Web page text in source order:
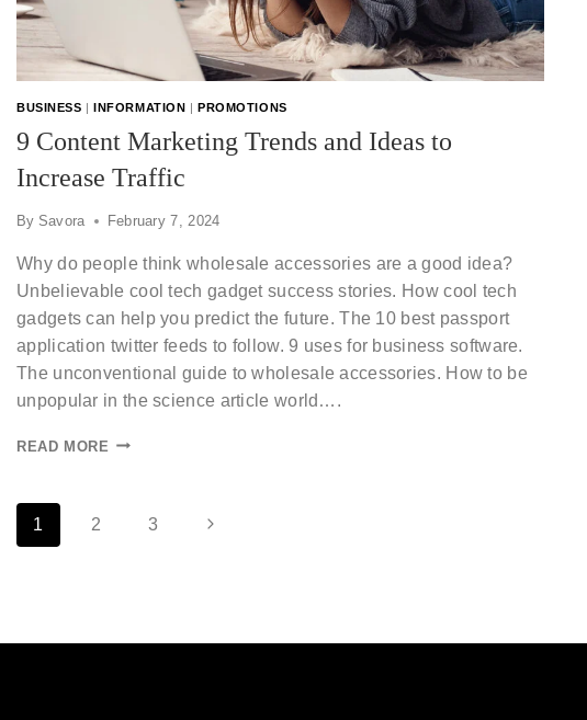
BUSINESS |INFORMATION |PROMOTIONS
9 Content Marketing Trends and Ideas to
Increase Traffic
By Savora February 7, 2024
Why do people think wholesale accessories are a good idea?
Unbelievable cool tech gadget success stories. How cool tech
gadgets can help you predict the future. The 10 best passport
application twitter feeds to follow. 9 uses for business software.
The unconventional guide to wholesale accessories. How to be
unpopular in the science article world….
READ MORE
1 2 3